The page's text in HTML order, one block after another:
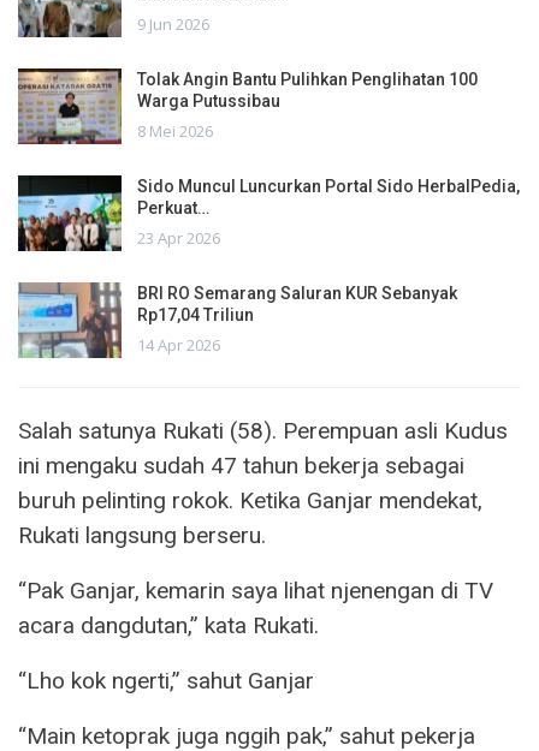
9 Jun 2026
Tolak Angin Bantu Pulihkan Penglihatan 100
Warga Putussibau
8 Mei 2026
Sido Muncul Luncurkan Portal Sido HerbalPedia,
Perkuat…
23 Apr 2026
BRI RO Semarang Saluran KUR Sebanyak
Rp17,04 Triliun
14 Apr 2026
Salah satunya Rukati (58). Perempuan asli Kudus
ini mengaku sudah 47 tahun bekerja sebagai
buruh pelinting rokok. Ketika Ganjar mendekat,
Rukati langsung berseru.
“Pak Ganjar, kemarin saya lihat njenengan di TV
acara dangdutan,” kata Rukati.
“Lho kok ngerti,” sahut Ganjar
“Main ketoprak juga nggih pak,” sahut pekerja